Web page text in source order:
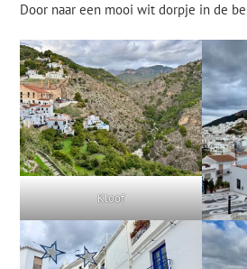
Door naar een mooi wit dorpje in de
Kloof